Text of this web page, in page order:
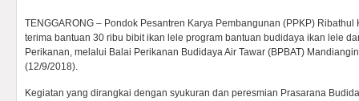
TENGGARONG – Pondok Pesantren Karya Pembangunan (PPKP) Ribathul
terima bantuan 30 ribu bibit ikan lele program bantuan budidaya ikan lele
Perikanan, melalui Balai Perikanan Budidaya Air Tawar (BPBAT)
(12/9/2018).
Kegiatan yang dirangkai dengan syukuran dan peresmian Prasarana